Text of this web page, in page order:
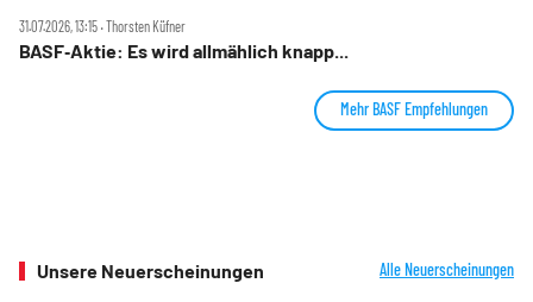
31.07.2026, 13:15 ‧ Thorsten Küfner
BASF‑Aktie: Es wird allmählich knapp...
Mehr BASF Empfehlungen
Unsere Neuerscheinungen Alle Neuerscheinungen